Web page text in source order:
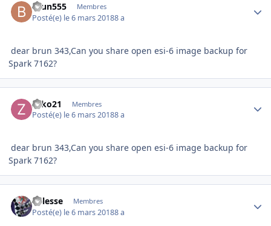
brun555 Membres
Posté(e) le 6 mars 20188 a
dear brun 343,Can you share open esi-6 image backup for
Spark 7162?
zeko21 Membres
Posté(e) le 6 mars 20188 a
dear brun 343,Can you share open esi-6 image backup for
Spark 7162?
nillesse Membres
Posté(e) le 6 mars 20188 a